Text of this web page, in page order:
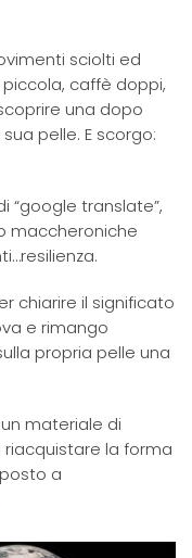
sciolti ed
caffè doppi,
una dopo
pelle. E scorgo:
“google translate”,
maccheroniche
chiarire il significato
e rimango
propria pelle una
materiale di
la forma
a